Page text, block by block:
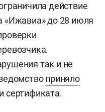
действие
«Ижавиа» до 28 июля
так и не
приняло
сертификата.